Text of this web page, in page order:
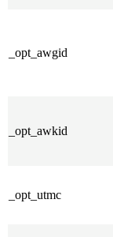
_opt_awgid
_opt_awkid
_opt_utmc